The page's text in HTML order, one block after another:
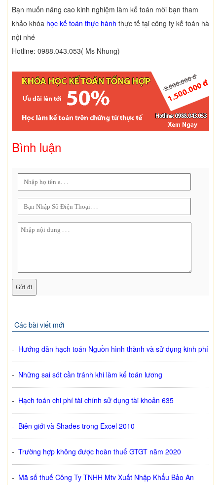
Bạn muốn nâng cao kinh nghiệm làm kế toán mời bạn tham
khảo khóa học kế toán thực hành thực tế tại công ty kế toán hà
nội nhé
Hotline: 0988.043.053( Ms Nhung)
Bình luận
Các bài viết mới
- Hướng dẫn hạch toán Nguồn hình thành và sử dụng kinh phí
- Những sai sót cần tránh khi làm kế toán lương
- Hạch toán chi phí tài chính sử dụng tài khoản 635
- Biên giới và Shades trong Excel 2010
- Trường hợp không được hoàn thuế GTGT năm 2020
- Mã số thuế Công Ty TNHH Mtv Xuất Nhập Khẩu Bảo An